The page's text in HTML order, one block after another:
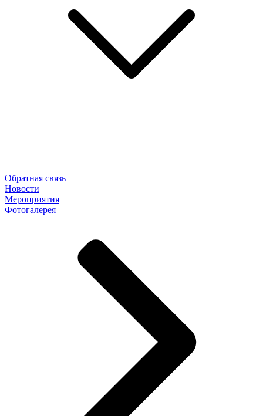
Обратная связь
Новости
Мероприятия
Фотогалерея